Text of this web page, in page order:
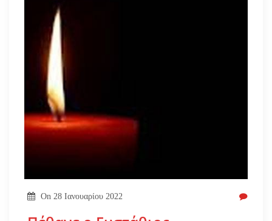
On 28 Ιανουαρίου 2022